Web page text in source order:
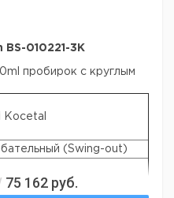
010221-3K
пробирок с круглым
Kocetal
(Swing-out)
мл
75 162 руб.